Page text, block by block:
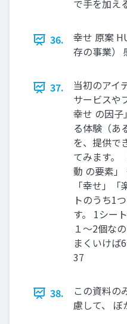
で手を加え
36.
幸せ 原案
存の事業）
37.
当初のアイ
サービスや
幸せ の因子
る体験（あ
を、提供で
てみます。
動 の要素」
「幸せ」
トのうち1
す。 1シー
１～2個な
まくいけば
37
38.
この資料の
慮して、 ぼ